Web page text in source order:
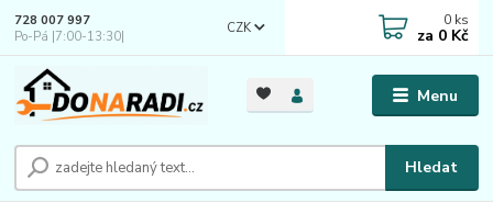
Menu
CZK
Hledat
728 007 997
Po-Pá |7:00-13:30|
0 ks
za 0 Kč